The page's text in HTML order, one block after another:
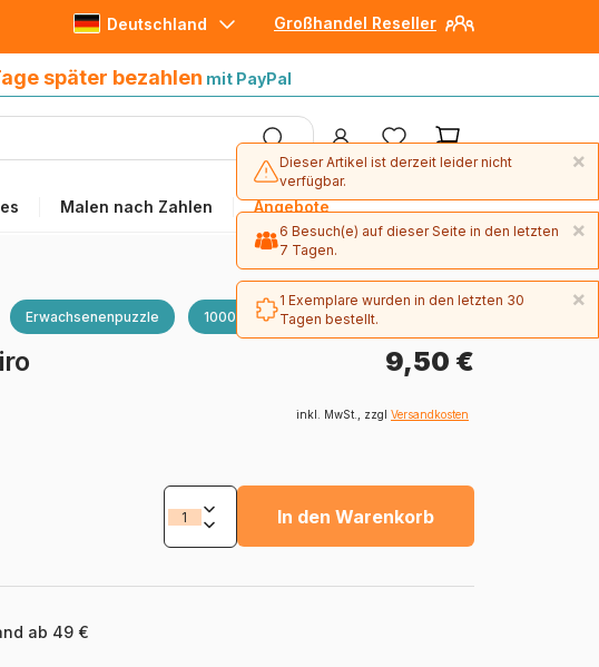
Großhandel Reseller
Deutschland
später bezahlen mit PayPal
Malen nach Zahlen Angebote
Erwachsenenpuzzle 1000 Teile
9,50 €
inkl. MwSt., zzgl Versandkosten
In den Warenkorb
ab 49 €
×
Dieser Artikel ist derzeit leider nicht
verfügbar.
×
6 Besuch(e) auf dieser Seite in den letzten
7 Tagen.
×
1 Exemplare wurden in den letzten 30
Tagen bestellt.